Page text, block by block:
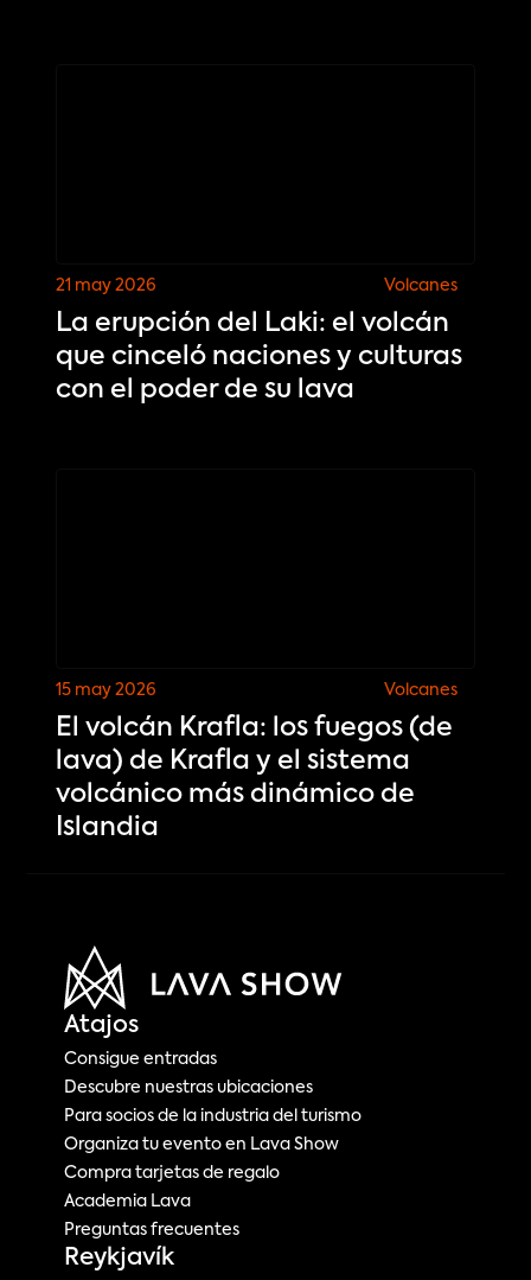
21 may 2026 Volcanes
La erupción del Laki: el volcán
que cinceló naciones y culturas
con el poder de su lava
15 may 2026 Volcanes
El volcán Krafla: los fuegos (de
lava) de Krafla y el sistema
volcánico más dinámico de
Islandia
Atajos
Consigue entradas
Descubre nuestras ubicaciones
Para socios de la industria del turismo
Organiza tu evento en Lava Show
Compra tarjetas de regalo
Academia Lava
Preguntas frecuentes
Reykjavík